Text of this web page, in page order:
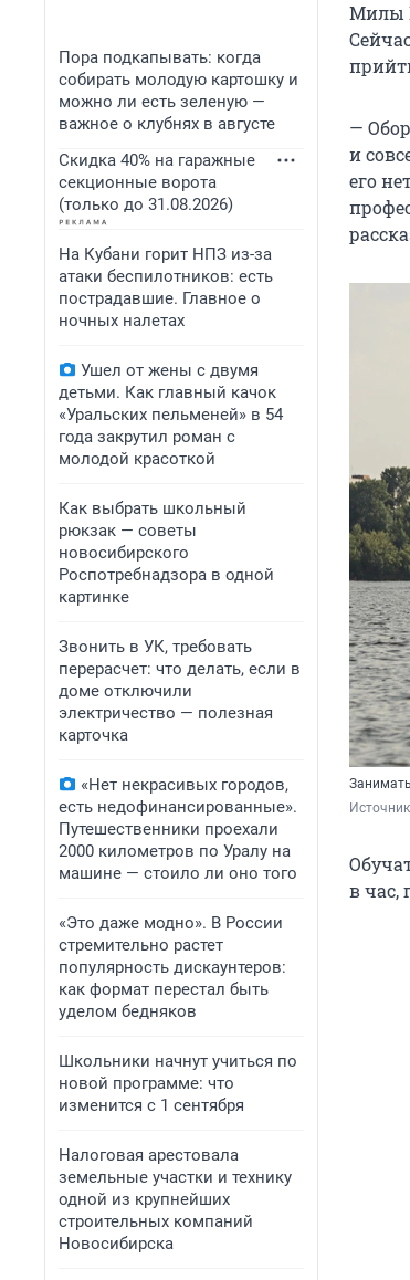
Пора подкапывать: когда
собирать молодую картошку и
можно ли есть зеленую —
важное о клубнях в августе
Скидка 40% на гаражные
секционные ворота
(только до 31.08.2026)
На Кубани горит НПЗ из-за
атаки беспилотников: есть
пострадавшие. Главное о
ночных налетах
Ушел от жены с двумя
детьми. Как главный качок
«Уральских пельменей» в 54
года закрутил роман с
молодой красоткой
Как выбрать школьный
рюкзак — советы
новосибирского
Роспотребнадзора в одной
картинке
Звонить в УК, требовать
перерасчет: что делать, если в
доме отключили
электричество — полезная
карточка
«Нет некрасивых городов,
есть недофинансированные».
Путешественники проехали
2000 километров по Уралу на
машине — стоило ли оно того
«Это даже модно». В России
стремительно растет
популярность дискаунтеров:
как формат перестал быть
уделом бедняков
Школьники начнут учиться по
новой программе: что
изменится с 1 сентября
Налоговая арестовала
земельные участки и технику
одной из крупнейших
строительных компаний
Новосибирска
Милы
—
и
его
в час,